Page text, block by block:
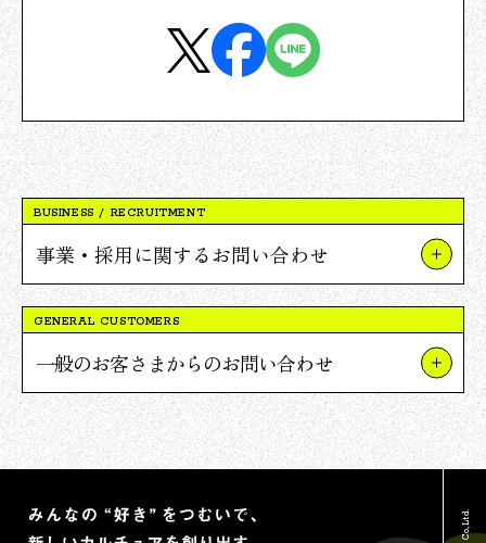
BUSINESS / RECRUITMENT
事業・採用に関するお問い合わせ
事業やプロジェクトについて
報道関連・ご取材等について
その他のお問い合わせ
GENERAL CUSTOMERS
一般のお客さまからのお問い合わせ
TSUTAYAについて
蔦屋書店について